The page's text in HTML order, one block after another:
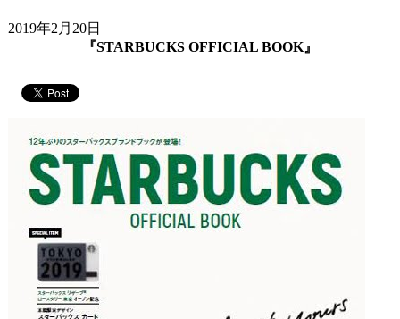
2019年2月20日
『STARBUCKS OFFICIAL BOOK』